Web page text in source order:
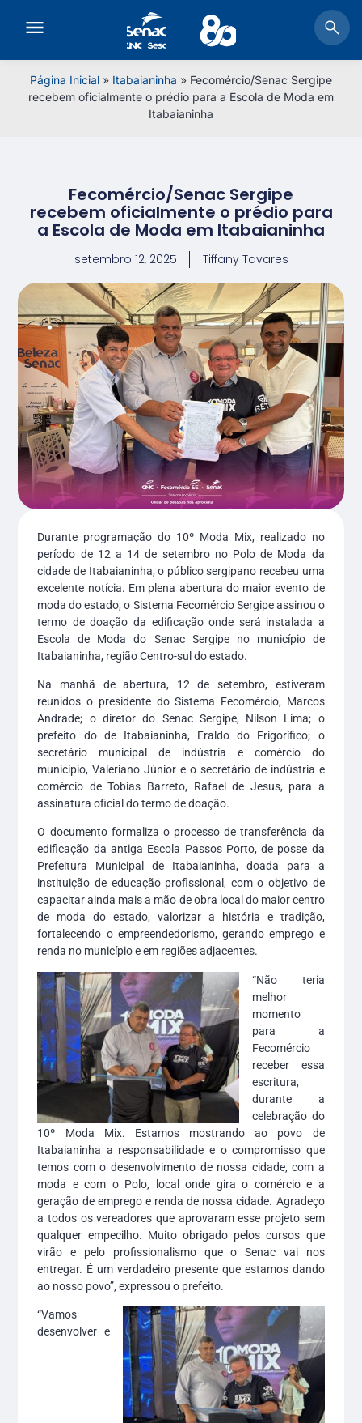
Página Inicial » Itabaianinha » Fecomércio/Senac Sergipe
recebem oficialmente o prédio para a Escola de Moda em
Itabaianinha
Fecomércio/Senac Sergipe
recebem oficialmente o prédio para
a Escola de Moda em Itabaianinha
setembro 12, 2025 Tiffany Tavares
Durante programação do 10º Moda Mix, realizado no
período de 12 a 14 de setembro no Polo de Moda da
cidade de Itabaianinha, o público sergipano recebeu uma
excelente notícia. Em plena abertura do maior evento de
moda do estado, o Sistema Fecomércio Sergipe assinou o
termo de doação da edificação onde será instalada a
Escola de Moda do Senac Sergipe no município de
Itabaianinha, região Centro-sul do estado.
Na manhã de abertura, 12 de setembro, estiveram
reunidos o presidente do Sistema Fecomércio, Marcos
Andrade; o diretor do Senac Sergipe, Nilson Lima; o
prefeito do de Itabaianinha, Eraldo do Frigorífico; o
secretário municipal de indústria e comércio do
município, Valeriano Júnior e o secretário de indústria e
comércio de Tobias Barreto, Rafael de Jesus, para a
assinatura oficial do termo de doação.
O documento formaliza o processo de transferência da
edificação da antiga Escola Passos Porto, de posse da
Prefeitura Municipal de Itabaianinha, doada para a
instituição de educação profissional, com o objetivo de
capacitar ainda mais a mão de obra local do maior centro
de moda do estado, valorizar a história e tradição,
fortalecendo o empreendedorismo, gerando emprego e
renda no município e em regiões adjacentes.
“Não teria
melhor
momento
para a
Fecomércio
receber essa
escritura,
durante a
celebração do
10º Moda Mix. Estamos mostrando ao povo de
Itabaianinha a responsabilidade e o compromisso que
temos com o desenvolvimento de nossa cidade, com a
moda e com o Polo, local onde gira o comércio e a
geração de emprego e renda de nossa cidade. Agradeço
a todos os vereadores que aprovaram esse projeto sem
qualquer empecilho. Muito obrigado pelos cursos que
virão e pelo profissionalismo que o Senac vai nos
entregar. É um verdadeiro presente que estamos dando
ao nosso povo”, expressou o prefeito.
“Vamos
desenvolver e